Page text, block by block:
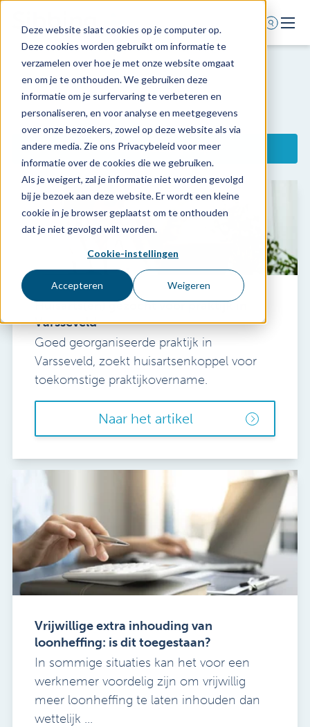
Deze website slaat cookies op je computer op.
Deze cookies worden gebruikt om informatie te
verzamelen over hoe je met onze website omgaat
en om je te onthouden. We gebruiken deze
informatie om je surfervaring te verbeteren en
personaliseren, en voor analyse en meetgegevens
over onze bezoekers, zowel op deze website als via
andere media. Zie ons Privacybeleid voor meer
informatie over de cookies die we gebruiken.
Als je weigert, zal je informatie niet worden gevolgd
bij je bezoek aan deze website. Er wordt een kleine
cookie in je browser geplaatst om te onthouden
dat je niet gevolgd wilt worden.
Cookie-instellingen
Accepteren Weigeren
Home
Voor wie
Diensten
Agenda
Over ons
Schade melden
Afspraak maken
0318 - 544 044
Nieuws
Mijn Sibbing
Contact
Filter op doelgroep
Alle doelgroepen
Accountancy
Collectieven
Fysiotherapeuten
Medisch specialist
MKB
Salaris- en personeelsdiensten
Tandartsen
Verloskundigen
Huisarts(en) gezocht voor praktijk in
Varsseveld
Goed georganiseerde praktijk in
Varsseveld, zoekt huisartsenkoppel voor
toekomstige praktijkovername.
Naar het artikel
Vrijwillige extra inhouding van
loonheffing: is dit toegestaan?
In sommige situaties kan het voor een
werknemer voordelig zijn om vrijwillig
meer loonheffing te laten inhouden dan
wettelijk ...